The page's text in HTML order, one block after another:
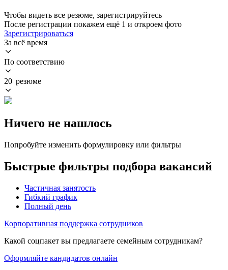
Чтобы видеть все резюме, зарегистрируйтесь
После регистрации покажем ещё 1 и откроем фото
Зарегистрироваться
За всё время
По соответствию
20 резюме
Ничего не нашлось
Попробуйте изменить формулировку или фильтры
Быстрые фильтры подбора вакансий
Частичная занятость
Гибкий график
Полный день
Корпоративная поддержка сотрудников
Какой соцпакет вы предлагаете семейным сотрудникам?
Оформляйте кандидатов онлайн